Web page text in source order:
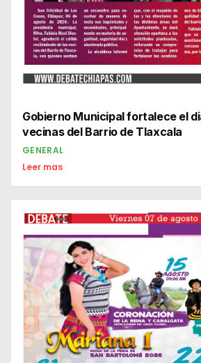
Gobierno Municipal fortalece el
vecinas del Barrio de Tlaxcala
GENERAL
Leer mas